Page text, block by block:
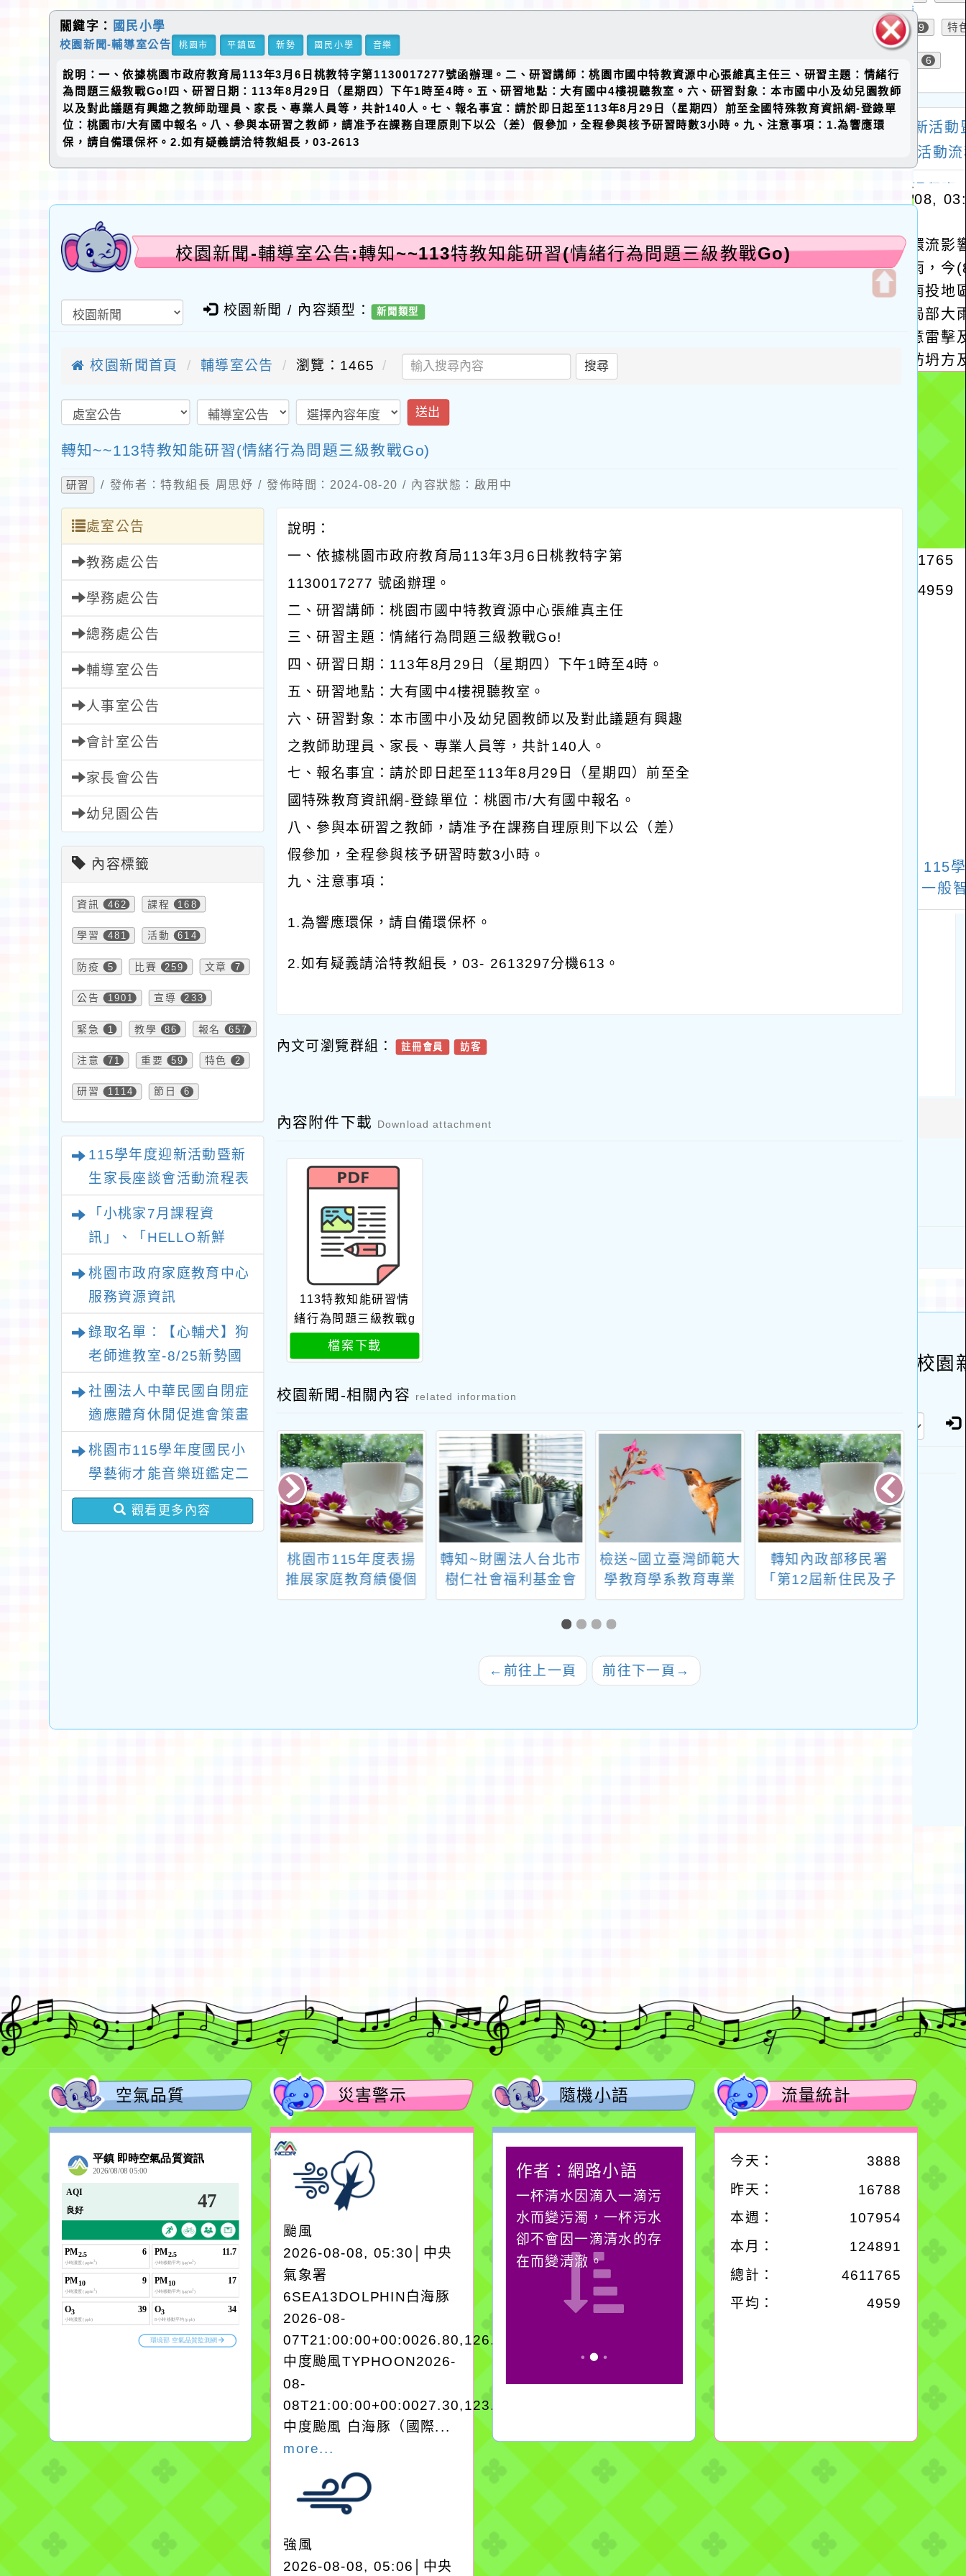
塊
關鍵字： 國民小學
校園新聞-輔導室公告 桃園市 平鎮區 新勢 國民小學 音樂
說明：一、依據桃園市政府教育局113年3月6日桃教特字第1130017277號函辦理。二、研習講師：桃園市國中特教資源中心張維真主任三、研習主題：情緒行
為問題三級教戰Go!四、研習日期：113年8月29日（星期四）下午1時至4時。五、研習地點：大有國中4樓視聽教室。六、研習對象：本市國中小及幼兒園教師
以及對此議題有興趣之教師助理員、家長、專業人員等，共計140人。七、報名事宜：請於即日起至113年8月29日（星期四）前至全國特殊教育資訊網-登錄單
位：桃園市/大有國中報名。八、參與本研習之教師，請准予在課務自理原則下以公（差）假參加，全程參與核予研習時數3小時。九、注意事項：1.為響應環
保，請自備環保杯。2.如有疑義請洽特教組長，03-2613
校園新聞-輔導室公告:轉知~~113特教知能研習(情緒行為問題三級教戰Go)
校園新聞 / 內容類型： 新聞類型
校園新聞首頁 輔導室公告 瀏覽：1465 搜尋
送出
轉知~~113特教知能研習(情緒行為問題三級教戰Go)
研習 / 發佈者：特教組長 周思妤 / 發佈時間：2024-08-20 / 內容狀態：啟用中
處室公告
教務處公告
學務處公告
總務處公告
輔導室公告
人事室公告
會計室公告
家長會公告
幼兒園公告
內容標籤
資訊 462 課程 168
學習 481 活動 614
防疫 5 比賽 259 文章 7
公告 1901 宣導 233
緊急 1 教學 86 報名 657
注意 71 重要 59 特色 2
研習 1114 節日 6
115學年度迎新活動暨新
生家長座談會活動流程表
「小桃家7月課程資
訊」、「HELLO新鮮
坊」、「祖孫樂淘桃創意
照片徵件活動」
桃園市政府家庭教育中心
服務資源資訊
錄取名單：【心輔犬】狗
老師進教室-8/25新勢國
社團法人中華民國自閉症
適應體育休閒促進會策畫
桃園市115學年度國民小
學藝術才能音樂班鑑定二
次招生 新勢國小鑑定結
果-錄取公告
觀看更多內容
說明：
一、依據桃園市政府教育局113年3月6日桃教特字第
1130017277 號函辦理。
二、研習講師：桃園市國中特教資源中心張維真主任
三、研習主題：情緒行為問題三級教戰Go!
四、研習日期：113年8月29日（星期四）下午1時至4時。
五、研習地點：大有國中4樓視聽教室。
六、研習對象：本市國中小及幼兒園教師以及對此議題有興趣
之教師助理員、家長、專業人員等，共計140人。
七、報名事宜：請於即日起至113年8月29日（星期四）前至全
國特殊教育資訊網-登錄單位：桃園市/大有國中報名。
八、參與本研習之教師，請准予在課務自理原則下以公（差）
假參加，全程參與核予研習時數3小時。
九、注意事項：
1.為響應環保，請自備環保杯。
2.如有疑義請洽特教組長，03- 2613297分機613。
內文可瀏覽群組： 註冊會員 訪客
內容附件下載 Download attachment
113特教知能研習情
緒行為問題三級教戰g
o
檔案下載
校園新聞-相關內容 related information
桃園市115年度表揚
推展家庭教育績優個
人暨團體實施計畫
轉知~財團法人台北市
樹仁社會福利基金會
辦理114年度「我畫
我話-身心障礙者繪畫
檢送~國立臺灣師範大
學教育學系教育專業
發展中心辦理「國小
三年級低成就學生數
學示例成果分享研
習」
轉知內政部移民署
「第12屆新住民及子
女築夢計畫」報名簡
← 前往上一頁 前往下一頁 →
空氣品質 災害警示
颱風
2026-08-08, 05:30│中央
氣象署
6SEA13DOLPHIN白海豚
2026-08-
07T21:00:00+00:0026.80,126.503848958280
中度颱風TYPHOON2026-
08-
08T21:00:00+00:0027.30,123.803545965250
中度颱風 白海豚（國際...
more...
強風
2026-08-08, 05:06│中央
隨機小語
作者：網路小語
在實現理想的路途中，
誘惑。
作者：網路小語
一杯清水因滴入一滴污
水而變污濁，一杯污水
卻不會因一滴清水的存
在而變清澈。
作者：網路小語
生活是一面鏡子。你對
它笑，它就對你笑；你
對它哭，它也對你哭。
流量統計
今天： 3888
昨天： 16788
本週：
107954
本月：
124891
總計：
4611765
平均：
4959